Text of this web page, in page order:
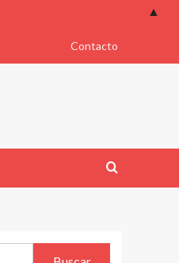
Contacto
▲